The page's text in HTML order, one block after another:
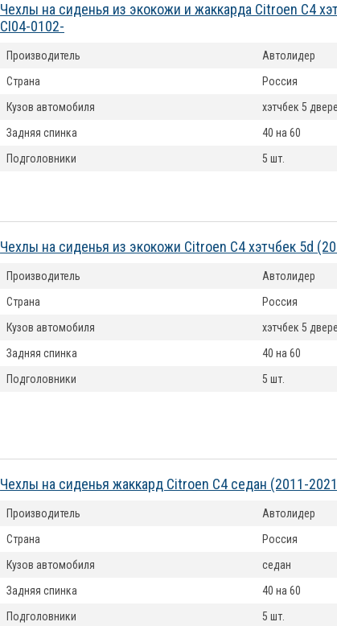
Чехлы на сиденья из экокожи и жаккарда Citroen C4
CI04-0102-
Производитель
Автолидер
Страна
Россия
Кузов автомобиля
хэтчбек 5
Задняя спинка
40 на 60
Подголовники
5 шт.
Чехлы на сиденья из экокожи Citroen C4 хэтчбек 5d
Производитель
Автолидер
Страна
Россия
Кузов автомобиля
хэтчбек 5
Задняя спинка
40 на 60
Подголовники
5 шт.
Чехлы на сиденья жаккард Citroen C4 седан (2011-
Производитель
Автолидер
Страна
Россия
Кузов автомобиля
седан
Задняя спинка
40 на 60
Подголовники
5 шт.